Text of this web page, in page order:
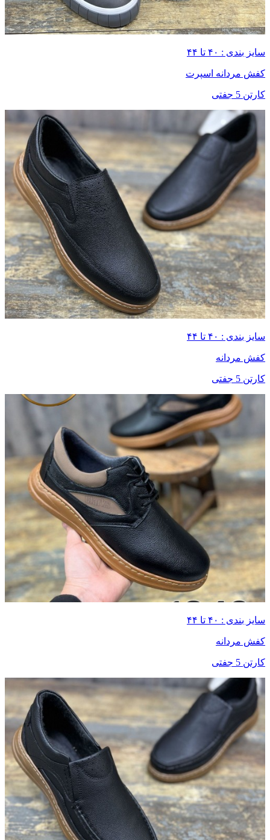
سایز بندی : ۴۰ تا ۴۴
کفش مردانه اسپرت
کارتن 5 جفتی
سایز بندی : ۴۰ تا ۴۴
کفش مردانه
کارتن 5 جفتی
سایز بندی : ۴۰ تا ۴۴
کفش مردانه
کارتن 5 جفتی